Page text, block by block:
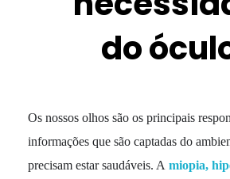
do
Os nossos olhos são os principais
informações que são captadas do
precisam estar saudáveis. A miopia,